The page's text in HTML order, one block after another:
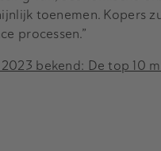
toenemen. Kopers
processen.”
2023 bekend: De top 10